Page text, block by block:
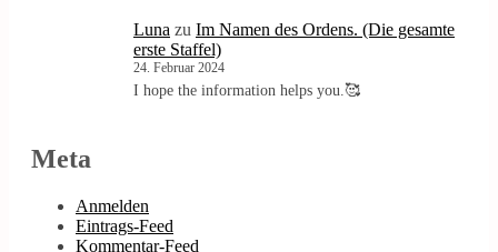
Luna zu Im Namen des Ordens. (Die gesamte
erste Staffel)
24. Februar 2024
I hope the information helps you.🥰
Meta
Anmelden
Eintrags-Feed
Kommentar-Feed